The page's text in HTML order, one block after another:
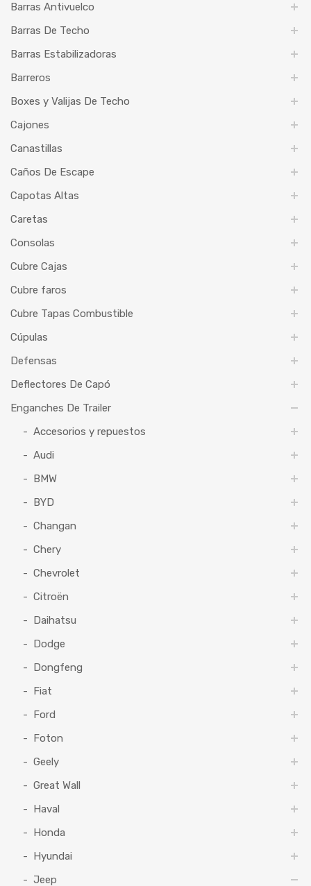
Barras Antivuelco
Barras De Techo
Barras Estabilizadoras
Barreros
Boxes y Valijas De Techo
Cajones
Canastillas
Caños De Escape
Capotas Altas
Caretas
Consolas
Cubre Cajas
Cubre faros
Cubre Tapas Combustible
Cúpulas
Defensas
Deflectores De Capó
Enganches De Trailer
Accesorios y repuestos
Audi
BMW
BYD
Changan
Chery
Chevrolet
Citroën
Daihatsu
Dodge
Dongfeng
Fiat
Ford
Foton
Geely
Great Wall
Haval
Honda
Hyundai
Jeep